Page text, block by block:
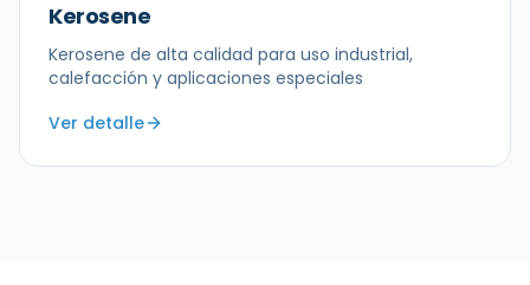
Kerosene
Kerosene de alta calidad para uso industrial,
calefacción y aplicaciones especiales
Ver detalle